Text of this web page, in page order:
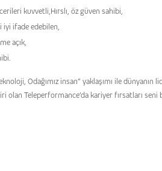
kuvvetli,Hırslı, öz güven sahibi,
iyi ifade edebilen,
açık,
Odağımız insan” yaklaşımı ile
olan Teleperformance’da kariyer fırsatları